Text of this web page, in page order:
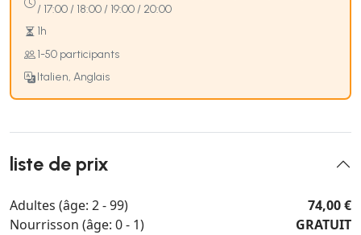
/ 17:00 / 18:00 / 19:00 / 20:00
1h
1-50 participants
Italien, Anglais
liste de prix
Adultes (âge: 2 - 99)
74,00 €
Nourrisson (âge: 0 - 1)
GRATUIT